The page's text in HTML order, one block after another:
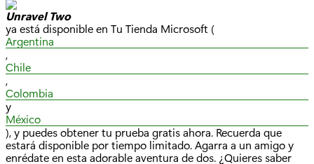
Unravel Two
ya está disponible en Tu Tienda Microsoft (
Argentina
,
Chile
,
Colombia
y
México
), y puedes obtener tu prueba gratis ahora. Recuerda que
estará disponible por tiempo limitado. Agarra a un amigo y
enrédate en esta adorable aventura de dos. ¿Quieres saber